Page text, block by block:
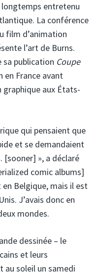
longtemps entretenu
La conférence
film d’animation
l’art de Burns.
sa publication Coupe
France avant
graphique aux États-
qui pensaient que
et se demandaient
[sooner] », a déclaré
comic albums]
Belgique, mais il est
J’avais donc en
mondes.
dessinée – le
et leurs
au soleil un samedi